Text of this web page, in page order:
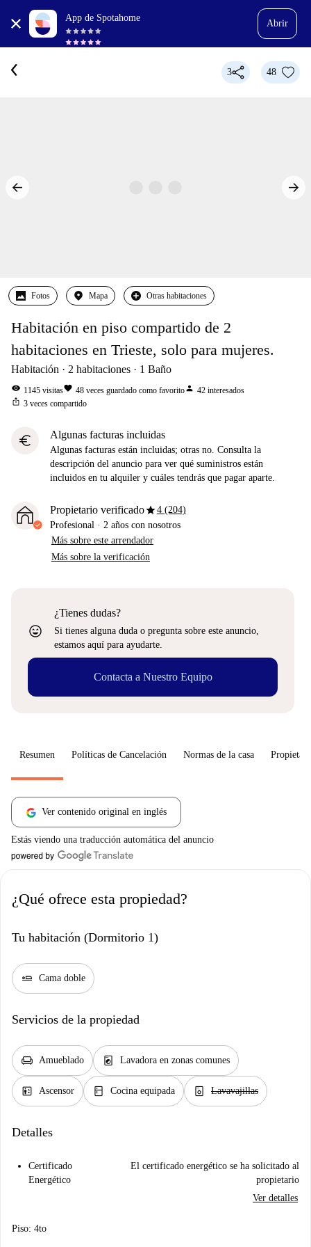
App de Spotahome
Abrir
3 48
Fotos Mapa Otras habitaciones
Habitación en piso compartido de 2
habitaciones en Trieste, solo para mujeres.
Habitación 2 habitaciones 1 Baño
visibility 1145 visitasfavorite 48 veces guardado como favoritoperson 42 interesados
ios_share 3 veces compartido
euro Algunas facturas incluidas
Algunas facturas están incluidas; otras no. Consulta la
descripción del anuncio para ver qué suministros están
incluidos en tu alquiler y cuáles tendrás que pagar aparte.
Propietario verificadostar4 (204)
Profesional · 2 años con nosotros
Más sobre este arrendador
Más sobre la verificación
sentiment_very_satisfied
¿Tienes dudas?
Si tienes alguna duda o pregunta sobre este anuncio,
estamos aquí para ayudarte.
Contacta a Nuestro Equipo
Resumen Políticas de Cancelación Normas de la casa
Ver contenido original en inglés
Estás viendo una traducción automática del anuncio
¿Qué ofrece esta propiedad?
Tu habitación (Dormitorio 1)
airline_seat_flat Cama doble
Servicios de la propiedad
chair Amueblado local_laundry_service Lavadora en zonas comunes
elevator Ascensor kitchen Cocina equipada dishwasher_gen Lavavajillas
Detalles
Certificado
Energético
El certificado energético se ha solicitado al
propietario
Ver detalles
Piso: 4to